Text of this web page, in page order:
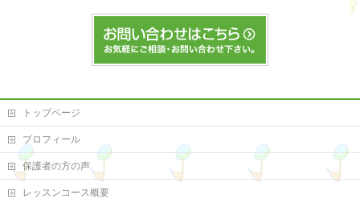
トップページ
プロフィール
保護者の方の声
レッスンコース概要